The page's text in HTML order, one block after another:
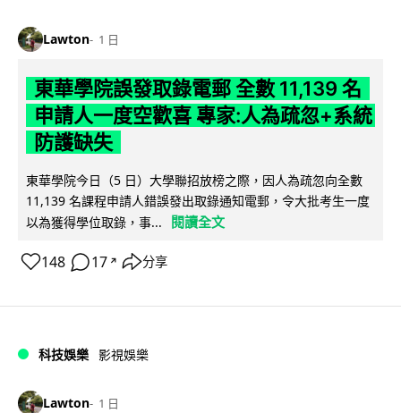
Lawton 1 日
東華學院誤發取錄電郵 全數 11,139 名
申請人一度空歡喜 專家:人為疏忽+系統
防護缺失
東華學院今日（5 日）大學聯招放榜之際，因人為疏忽向全數
11,139 名課程申請人錯誤發出取錄通知電郵，令大批考生一度
以為獲得學位取錄，事...
閱讀全文
148 17 ↗ 分享
科技娛樂 影視娛樂
Lawton 1 日